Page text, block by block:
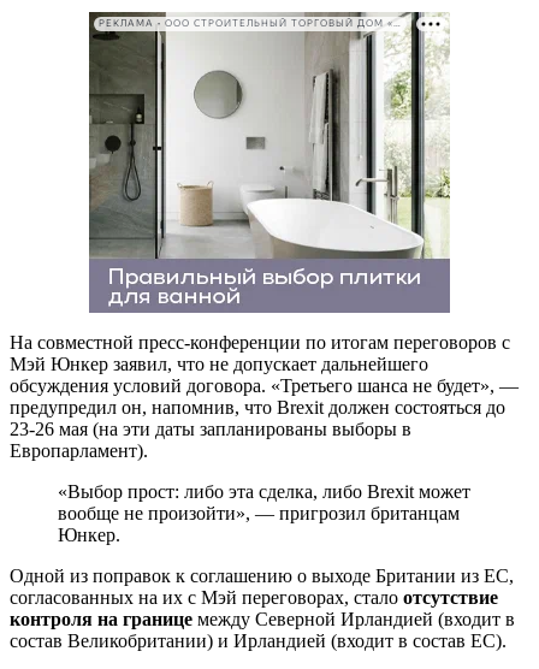
РЕКЛАМА • ООО СТРОИТЕЛЬНЫЙ ТОРГОВЫЙ ДОМ «ПЕТРОВИЧ». ИНН: 7802348846
На совместной пресс-конференции по итогам переговоров с
Мэй Юнкер заявил, что не допускает дальнейшего
обсуждения условий договора. «Третьего шанса не будет», —
предупредил он, напомнив, что Brexit должен состояться до
23-26 мая (на эти даты запланированы выборы в
Европарламент).
«Выбор прост: либо эта сделка, либо Brexit может
вообще не произойти», — пригрозил британцам
Юнкер.
Одной из поправок к соглашению о выходе Британии из ЕС,
согласованных на их с Мэй переговорах, стало отсутствие
контроля на границе между Северной Ирландией (входит в
состав Великобритании) и Ирландией (входит в состав ЕС).